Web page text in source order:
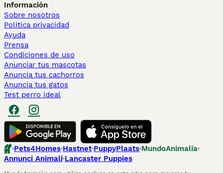
Información
Sobre nosotros
Politica privacidad
Ayuda
Prensa
Condiciones de uso
Anunciar tus mascotas
Anuncia tus cachorros
Anuncia tus gatos
Test perro ideal
Pets4Homes Hastnet PuppyPlaats MundoAnimalia
Annunci Animali Lancaster Puppies